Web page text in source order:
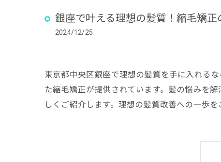
銀座で叶える理想の髪質！縮毛矯正
2024/12/25
東京都中央区銀座で理想の髪質を手に入れる
た縮毛矯正が提供されています。髪の悩みを
しくご紹介します。理想の髪質改善への一歩